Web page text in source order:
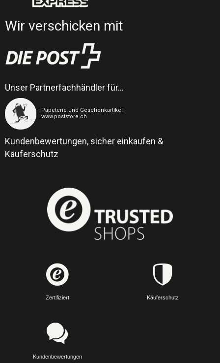
Wir verschicken mit
Unser Partnerfachhändler für…
Papeterie und Geschenkartikel
www.poststore.ch
Kundenbewertungen, sicher einkaufen &
Käuferschutz
Zertifiziert Käuferschutz
Kundenbewertungen